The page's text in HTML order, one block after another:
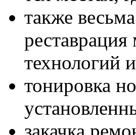
также
технологий
тонировка
закачка